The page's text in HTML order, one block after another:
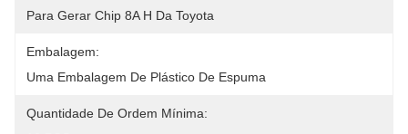
Para Gerar Chip 8A H Da Toyota
Embalagem:
Uma Embalagem De Plástico De Espuma
Quantidade De Ordem Mínima: